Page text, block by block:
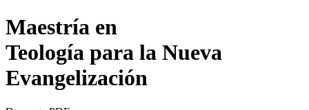
Maestría en
Teología para la Nueva
Evangelización